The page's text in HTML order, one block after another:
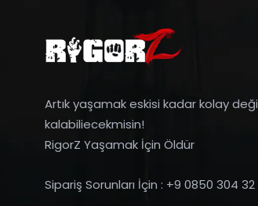
Artık yaşamak eskisi kadar kolay
kalabiliecekmisin!
RigorZ Yaşamak İçin Öldür
Sipariş Sorunları İçin : +9 0850 304 32